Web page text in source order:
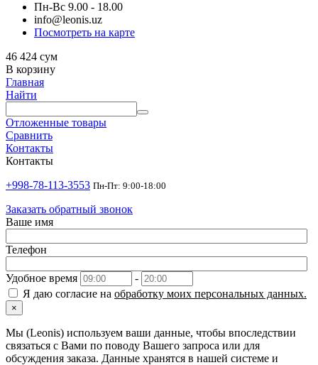
Пн-Вс 9.00 - 18.00
info@leonis.uz
Посмотреть на карте
46 424 сум
В корзину
Главная
Найти
Отложенные товары
Сравнить
Контакты
Контакты
+998-78-113-3553 Пн-Пт: 9:00-18:00
Заказать обратный звонок
Ваше имя
Телефон
Удобное время
-
Я даю согласие на обработку моих персональных данных.
×
Мы (Leonis) используем ваши данные, чтобы впоследствии
связаться с Вами по поводу Вашего запроса или для
обсуждения заказа. Данные хранятся в нашей системе и